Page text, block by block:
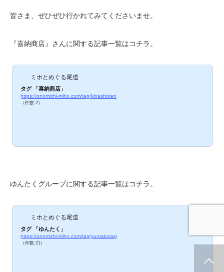
皆さま、ぜひぜひ行かれてみてくださいませ。
『喜納商店』さんに関する記事一覧はコチラ。
ミホとめぐる尾道
タグ 「喜納商店」
https://onomichi-miho.com/tag/kinashoten
（件数:2）
ゆんたくグループに関する記事一覧はコチラ。
ミホとめぐる尾道
タグ 「ゆんたく」
https://onomichi-miho.com/tag/yuntakutag
（件数:21）
お問合せ